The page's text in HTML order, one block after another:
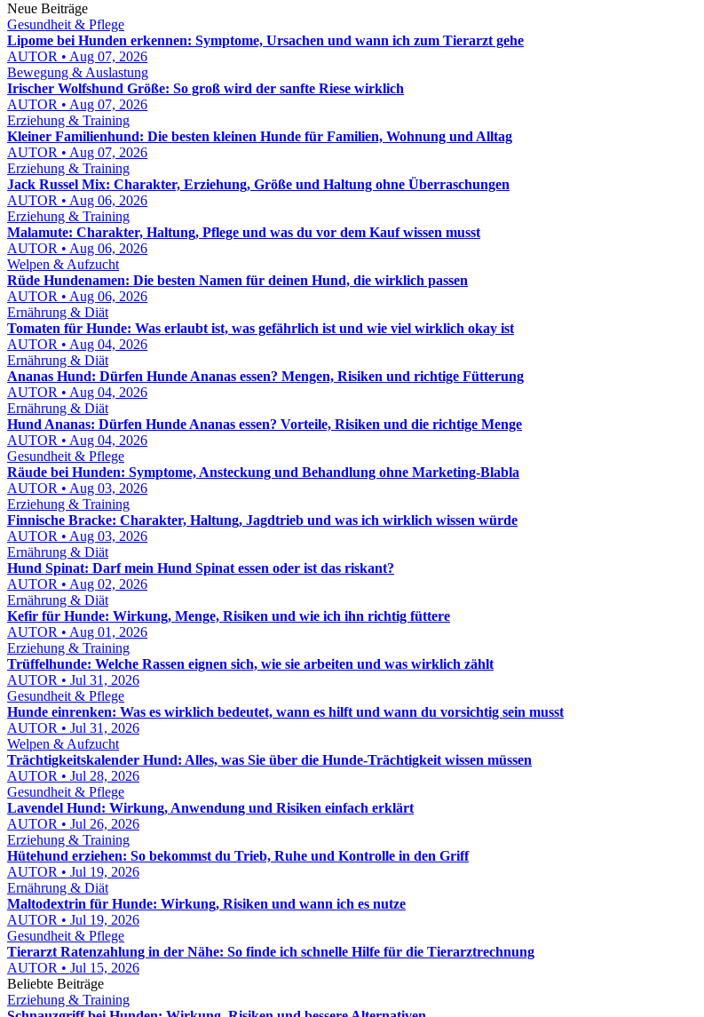
Neue Beiträge
Gesundheit & Pflege
Lipome bei Hunden erkennen: Symptome, Ursachen und wann ich zum Tierarzt gehe
AUTOR • Aug 07, 2026
Bewegung & Auslastung
Irischer Wolfshund Größe: So groß wird der sanfte Riese wirklich
AUTOR • Aug 07, 2026
Erziehung & Training
Kleiner Familienhund: Die besten kleinen Hunde für Familien, Wohnung und Alltag
AUTOR • Aug 07, 2026
Erziehung & Training
Jack Russel Mix: Charakter, Erziehung, Größe und Haltung ohne Überraschungen
AUTOR • Aug 06, 2026
Erziehung & Training
Malamute: Charakter, Haltung, Pflege und was du vor dem Kauf wissen musst
AUTOR • Aug 06, 2026
Welpen & Aufzucht
Rüde Hundenamen: Die besten Namen für deinen Hund, die wirklich passen
AUTOR • Aug 06, 2026
Ernährung & Diät
Tomaten für Hunde: Was erlaubt ist, was gefährlich ist und wie viel wirklich okay ist
AUTOR • Aug 04, 2026
Ernährung & Diät
Ananas Hund: Dürfen Hunde Ananas essen? Mengen, Risiken und richtige Fütterung
AUTOR • Aug 04, 2026
Ernährung & Diät
Hund Ananas: Dürfen Hunde Ananas essen? Vorteile, Risiken und die richtige Menge
AUTOR • Aug 04, 2026
Gesundheit & Pflege
Räude bei Hunden: Symptome, Ansteckung und Behandlung ohne Marketing-Blabla
AUTOR • Aug 03, 2026
Erziehung & Training
Finnische Bracke: Charakter, Haltung, Jagdtrieb und was ich wirklich wissen würde
AUTOR • Aug 03, 2026
Ernährung & Diät
Hund Spinat: Darf mein Hund Spinat essen oder ist das riskant?
AUTOR • Aug 02, 2026
Ernährung & Diät
Kefir für Hunde: Wirkung, Menge, Risiken und wie ich ihn richtig füttere
AUTOR • Aug 01, 2026
Erziehung & Training
Trüffelhunde: Welche Rassen eignen sich, wie sie arbeiten und was wirklich zählt
AUTOR • Jul 31, 2026
Gesundheit & Pflege
Hunde einrenken: Was es wirklich bedeutet, wann es hilft und wann du vorsichtig sein musst
AUTOR • Jul 31, 2026
Welpen & Aufzucht
Trächtigkeitskalender Hund: Alles, was Sie über die Hunde-Trächtigkeit wissen müssen
AUTOR • Jul 28, 2026
Gesundheit & Pflege
Lavendel Hund: Wirkung, Anwendung und Risiken einfach erklärt
AUTOR • Jul 26, 2026
Erziehung & Training
Hütehund erziehen: So bekommst du Trieb, Ruhe und Kontrolle in den Griff
AUTOR • Jul 19, 2026
Ernährung & Diät
Maltodextrin für Hunde: Wirkung, Risiken und wann ich es nutze
AUTOR • Jul 19, 2026
Gesundheit & Pflege
Tierarzt Ratenzahlung in der Nähe: So finde ich schnelle Hilfe für die Tierarztrechnung
AUTOR • Jul 15, 2026
Beliebte Beiträge
Erziehung & Training